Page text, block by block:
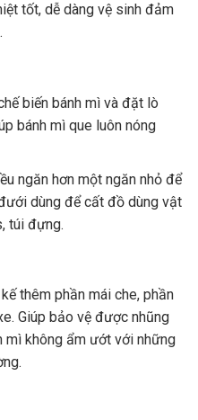
tốt, dễ dàng vệ sinh đảm
biến bánh mì và đặt lò
bánh mì que luôn nóng
ngăn hơn một ngăn nhỏ để
dùng để cất đồ dùng vật
túi đựng.
thêm phần mái che, phần
Giúp bảo vệ được nhũng
mì không ẩm ướt với những